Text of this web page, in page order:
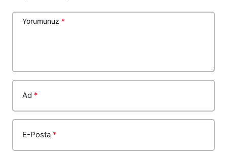
Yorumunuz *
Ad *
E-Posta *